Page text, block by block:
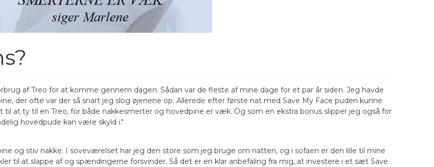
af Treo for at komme gennem dagen. Sådan var de fleste af mine dage for et par år siden. Jeg havde
der ofte var der så snart jeg slog øjenene op. Allerede efter første nat med Save My Face puden kunne
at ty til en Treo, for både nakkesmerter og hovedpine er væk. Og som en ekstra bonus slipper jeg også for
hovedpude kan være skyld i."
og stiv nakke. I soveværelset har jeg den store som jeg bruge om natten, og i sofaen er den lille til mine
til at slappe af og spændingerne forsvinder. Så det er en klar anbefaling fra mig, at investere i et sæt Save